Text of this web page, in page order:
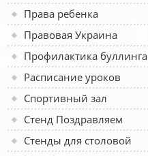
Права ребенка
Правовая Украина
Профилактика буллинга
Расписание уроков
Спортивный зал
Стенд Поздравляем
Стенды для столовой